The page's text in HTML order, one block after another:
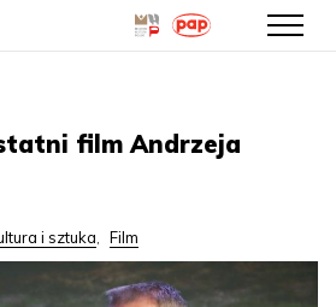
treści
film Andrzeja
i sztuka, Film